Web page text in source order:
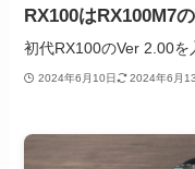
RX100はRX100M7
初代RX100のVer 2.00を
2024年6月10日 2024年6月